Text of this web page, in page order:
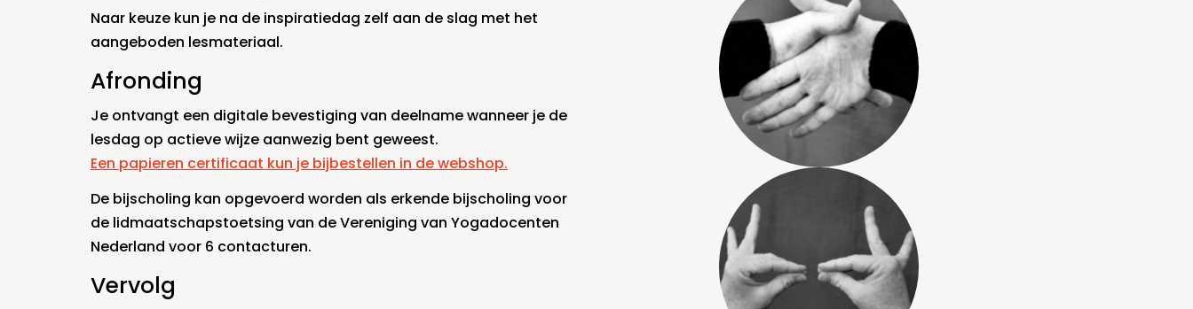
Naar keuze kun je na de inspiratiedag zelf aan de slag met het
aangeboden lesmateriaal.
Afronding
Je ontvangt een digitale bevestiging van deelname wanneer je de
lesdag op actieve wijze aanwezig bent geweest.
Een papieren certificaat kun je bijbestellen in de webshop.
De bijscholing kan opgevoerd worden als erkende bijscholing voor
de lidmaatschapstoetsing van de Vereniging van Yogadocenten
Nederland voor 6 contacturen.
Vervolg